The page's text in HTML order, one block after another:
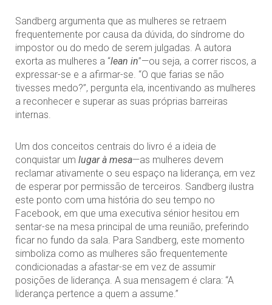
Sandberg argumenta que as mulheres se retraem
frequentemente por causa da dúvida, do síndrome do
impostor ou do medo de serem julgadas. A autora
exorta as mulheres a “lean in”—ou seja, a correr riscos, a
expressar-se e a afirmar-se. “O que farias se não
tivesses medo?”, pergunta ela, incentivando as mulheres
a reconhecer e superar as suas próprias barreiras
internas.
Um dos conceitos centrais do livro é a ideia de
conquistar um lugar à mesa—as mulheres devem
reclamar ativamente o seu espaço na liderança, em vez
de esperar por permissão de terceiros. Sandberg ilustra
este ponto com uma história do seu tempo no
Facebook, em que uma executiva sénior hesitou em
sentar-se na mesa principal de uma reunião, preferindo
ficar no fundo da sala. Para Sandberg, este momento
simboliza como as mulheres são frequentemente
condicionadas a afastar-se em vez de assumir
posições de liderança. A sua mensagem é clara: “A
liderança pertence a quem a assume.”